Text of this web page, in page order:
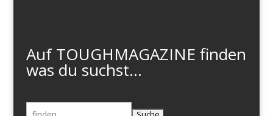
Auf TOUGHMAGAZINE finden
was du suchst...
Suchen